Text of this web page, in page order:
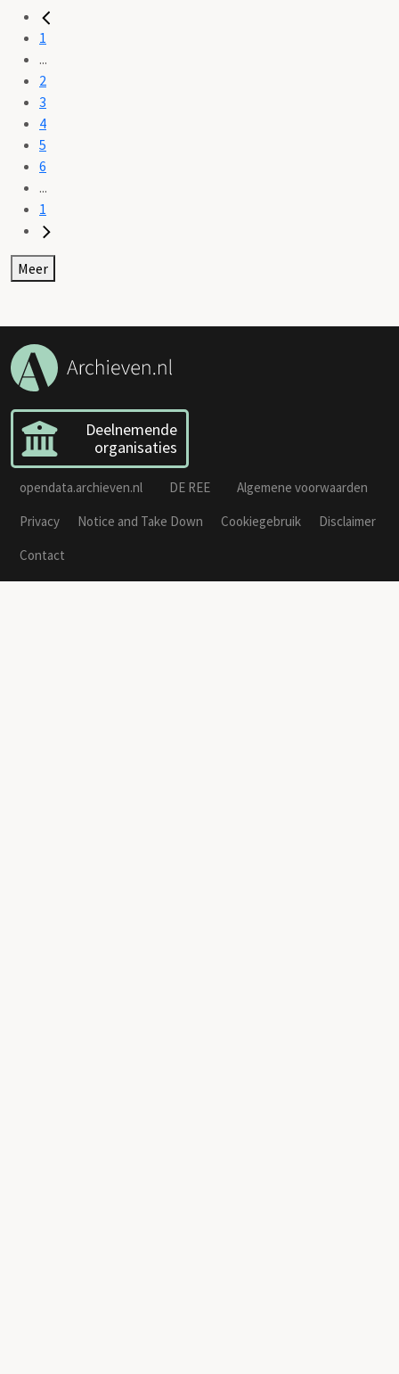
1
...
2
3
4
5
6
...
1
Meer
Deelnemende
organisaties
opendata.archieven.nl DE REE
Algemene voorwaarden
Privacy
Notice and Take Down Cookiegebruik
Disclaimer
Contact